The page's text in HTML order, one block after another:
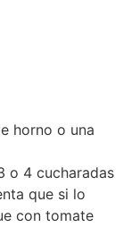
horno o una
o 4 cucharadas
que si lo
con tomate